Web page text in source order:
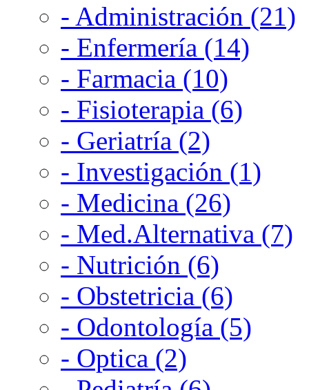
- Administración (21)
- Enfermería (14)
- Farmacia (10)
- Fisioterapia (6)
- Geriatría (2)
- Investigación (1)
- Medicina (26)
- Med.Alternativa (7)
- Nutrición (6)
- Obstetricia (6)
- Odontología (5)
- Optica (2)